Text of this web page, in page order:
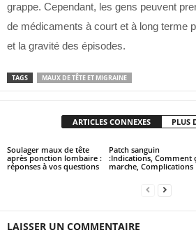
grappe. Cependant, les gens peuvent
de médicaments à court et à long terme
et la gravité des épisodes.
TAGS MAUX DE TÊTE ET MIGRAINE
ARTICLES CONNEXES PLUS
Soulager maux de tête
après ponction lombaire :
réponses à vos questions
Patch sanguin
:Indications, Comment
marche, Complications
LAISSER UN COMMENTAIRE